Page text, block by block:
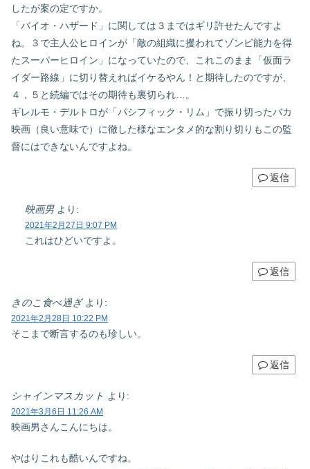
したが案の定ですか。
「バイオ・ハザード」に関しては３まではギリ許せたんですよ
ね。３で主人公ヒロインが「敵の組織に攫われてゾンビ能力を得
たスーパーヒロイン」になっていたので、これこのまま「仮面ラ
イダー路線」に切り替えればイケるやん！と期待したのですが、
４，５と続編ではその期待も裏切られ…。
ギレルモ・デルトロが「パシフィック・リム」で振り切ったバカ
映画（良い意味で）に徹した様なエンタメ的な割り切りもこの監
督にはできないんですよね。
返信
映画男 より:
2021年2月27日 9:07 PM
これはひどいですよ。
返信
きのこ食べ過ぎ より:
2021年2月28日 10:22 PM
そこまで断言するのも珍しい。
返信
シャインマスカット より:
2021年3月6日 11:26 AM
映画男さんこんにちは。
やはりこれも酷いんですね。